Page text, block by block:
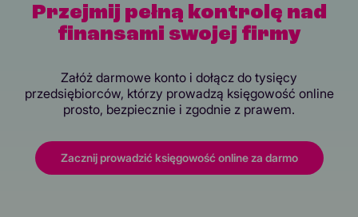
Przejmij pełną kontrolę nad
finansami swojej firmy
Załóż darmowe konto i dołącz do tysięcy
przedsiębiorców, którzy prowadzą księgowość online
prosto, bezpiecznie i zgodnie z prawem.
Zacznij prowadzić księgowość online za darmo